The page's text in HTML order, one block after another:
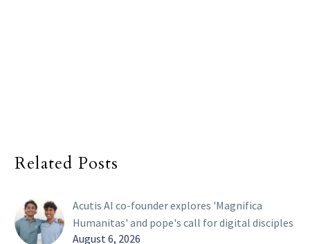
Related Posts
Acutis AI co-founder explores 'Magnifica
Humanitas' and pope's call for digital disciples
August 6, 2026